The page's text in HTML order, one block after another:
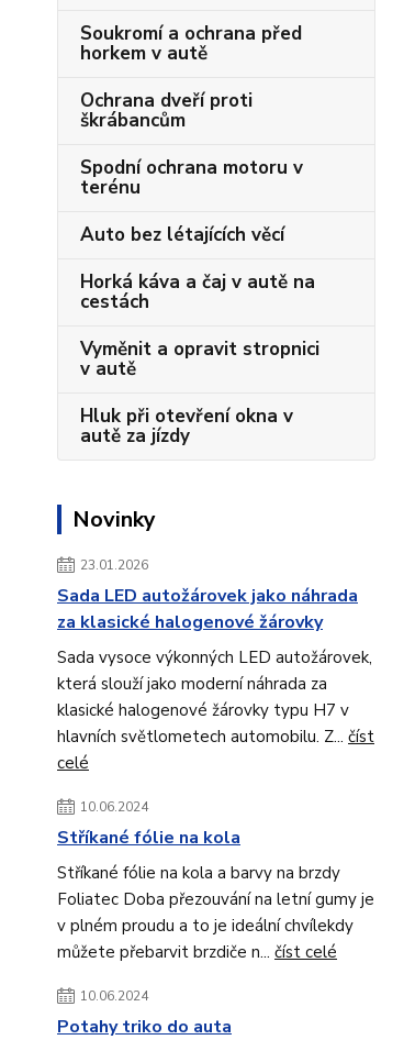
Soukromí a ochrana před
horkem v autě
Ochrana dveří proti
škrábancům
Spodní ochrana motoru v
terénu
Auto bez létajících věcí
Horká káva a čaj v autě na
cestách
Vyměnit a opravit stropnici
v autě
Hluk při otevření okna v
autě za jízdy
Novinky
23.01.2026
Sada LED autožárovek jako náhrada
za klasické halogenové žárovky
Sada vysoce výkonných LED autožárovek,
která slouží jako moderní náhrada za
klasické halogenové žárovky typu H7 v
hlavních světlometech automobilu. Z... číst
celé
10.06.2024
Stříkané fólie na kola
Stříkané fólie na kola a barvy na brzdy
Foliatec Doba přezouvání na letní gumy je
v plném proudu a to je ideální chvílekdy
můžete přebarvit brzdiče n... číst celé
10.06.2024
Potahy triko do auta